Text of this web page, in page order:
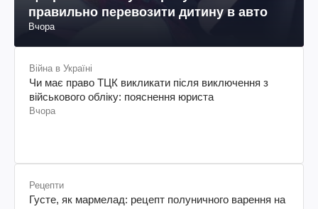
правильно перевозити дитину в авто
Вчора
Війна в Україні
Чи має право ТЦК викликати після виключення з
військового обліку: пояснення юриста
Вчора
Рецепти
Густе, як мармелад: рецепт полуничного варення на